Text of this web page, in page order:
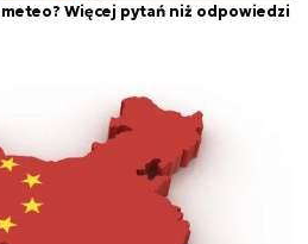
Więcej pytań niż odpowiedzi